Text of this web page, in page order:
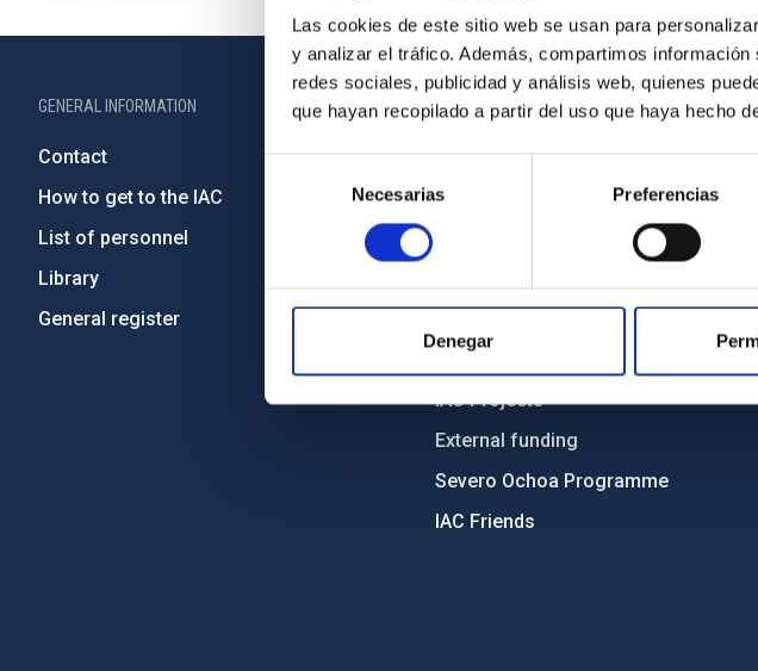
Las cookies de este sitio web se usan para
y analizar el tráfico. Además, compartimos
redes sociales, publicidad y análisis web, quienes
que hayan recopilado a partir del uso que haya hecho
consentimiento
Necesarias Preferencias
Denegar
GENERAL INFORMATION
Contact
How to get to the IAC
List of personnel
Library
General register
ABOUT THE IAC
Legislation
Transparency
Code of ethics and anti-fraud policy
Environment and Sustainability
Forever IAC
IAC Projects
External funding
Severo Ochoa Programme
IAC Friends